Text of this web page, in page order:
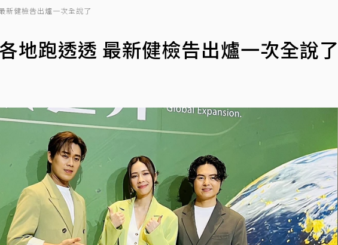
新健檢告出爐一次全說了
地跑透透 最新健檢告出爐一次全說